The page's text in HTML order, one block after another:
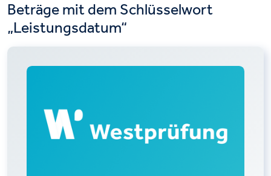
Beträge mit dem Schlüsselwort
„Leistungsdatum“